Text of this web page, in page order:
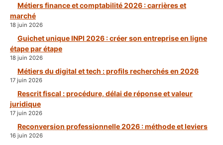
Métiers finance et comptabilité 2026 : carrières et
marché
18 juin 2026
Guichet unique INPI 2026 : créer son entreprise en ligne
étape par étape
18 juin 2026
Métiers du digital et tech : profils recherchés en 2026
17 juin 2026
Rescrit fiscal : procédure, délai de réponse et valeur
juridique
17 juin 2026
Reconversion professionnelle 2026 : méthode et leviers
16 juin 2026